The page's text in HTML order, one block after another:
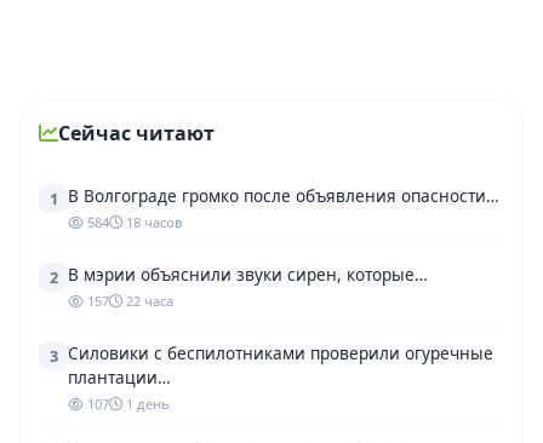
Сейчас читают
1 В Волгограде громко после объявления опасности…
584 18 часов
2 В мэрии объяснили звуки сирен, которые…
157 22 часа
3 Силовики с беспилотниками проверили огуречные
плантации…
107 1 день